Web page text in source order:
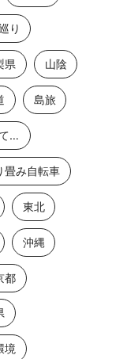
り
県 山陰
島旅
彩用担当の撮っておき
畳み自転車
東北
沖縄
都
境